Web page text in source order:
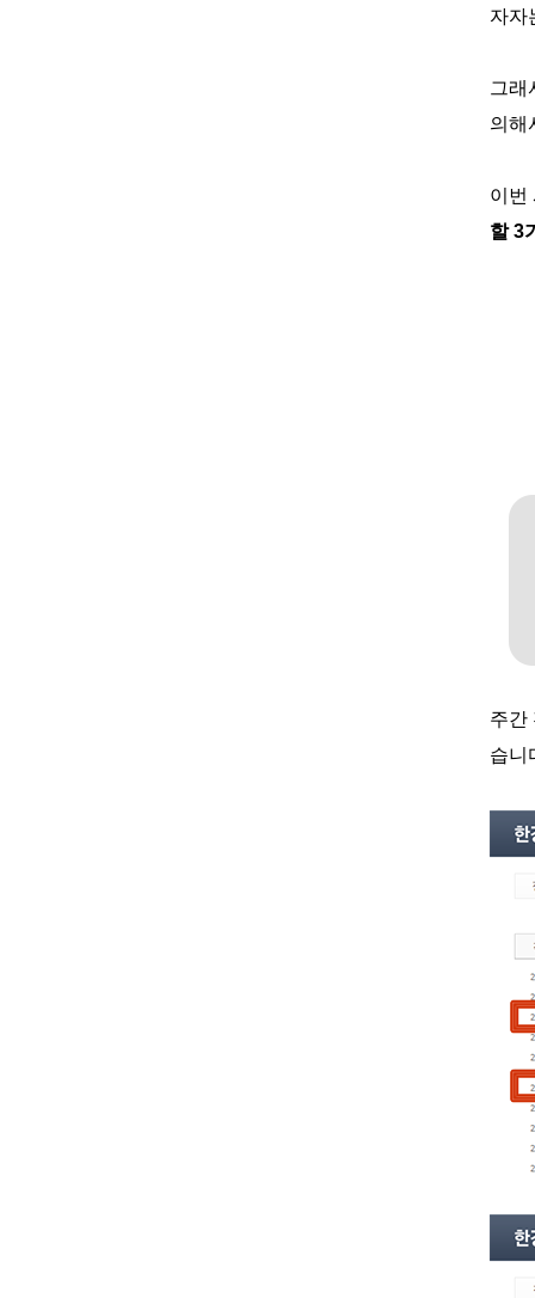
자자
그래
의해
이번
할 3
주간
습니